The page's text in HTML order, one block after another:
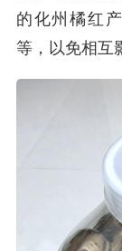
的化州橘红
等，以免相互